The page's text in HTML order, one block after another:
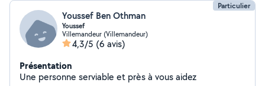
Particulier
Youssef Ben Othman
Youssef
Villemandeur (Villemandeur)
4,3/5 (6 avis)
Présentation
Une personne serviable et près à vous aidez